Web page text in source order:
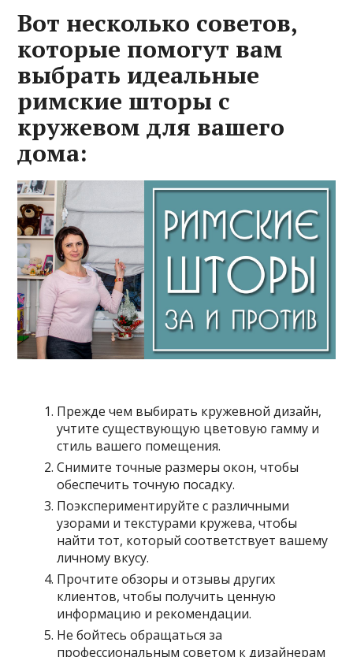
Вот несколько советов,
которые помогут вам
выбрать идеальные
римские шторы с
кружевом для вашего
дома:
Прежде чем выбирать кружевной дизайн,
учтите существующую цветовую гамму и
стиль вашего помещения.
Снимите точные размеры окон, чтобы
обеспечить точную посадку.
Поэкспериментируйте с различными
узорами и текстурами кружева, чтобы
найти тот, который соответствует вашему
личному вкусу.
Прочтите обзоры и отзывы других
клиентов, чтобы получить ценную
информацию и рекомендации.
Не бойтесь обращаться за
профессиональным советом к дизайнерам